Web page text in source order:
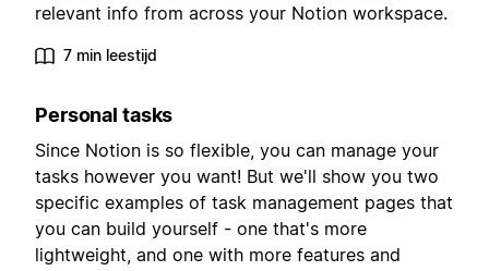
relevant info from across your Notion workspace.
7 min leestijd
Personal tasks
Since Notion is so flexible, you can manage your
tasks however you want! But we'll show you two
specific examples of task management pages that
you can build yourself - one that's more
lightweight, and one with more features and